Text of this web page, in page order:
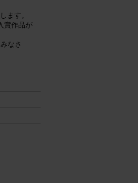
ます。
賞作品が
なさ